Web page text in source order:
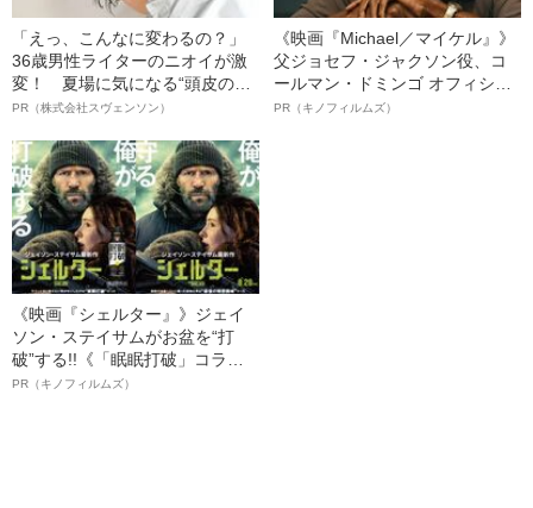
「えっ、こんなに変わるの？」
36歳男性ライターのニオイが激
変！ 夏場に気になる“頭皮のニ
オイ”や“ベタつき”を解消す
ト”が生み出した徹底ケアとは
PR（株式会社スヴェンソン）
《映画『Michael／マイケル』》
父ジョセフ・ジャクソン役、コ
ールマン・ドミンゴ オフィシャ
ルインタビュー“観客を魅了した
PR（キノフィルムズ）
《映画『シェルター』》ジェイ
ソン・ステイサムがお盆を“打
破”する!!《「眠眠打破」コラ
ボ》
PR（キノフィルムズ）